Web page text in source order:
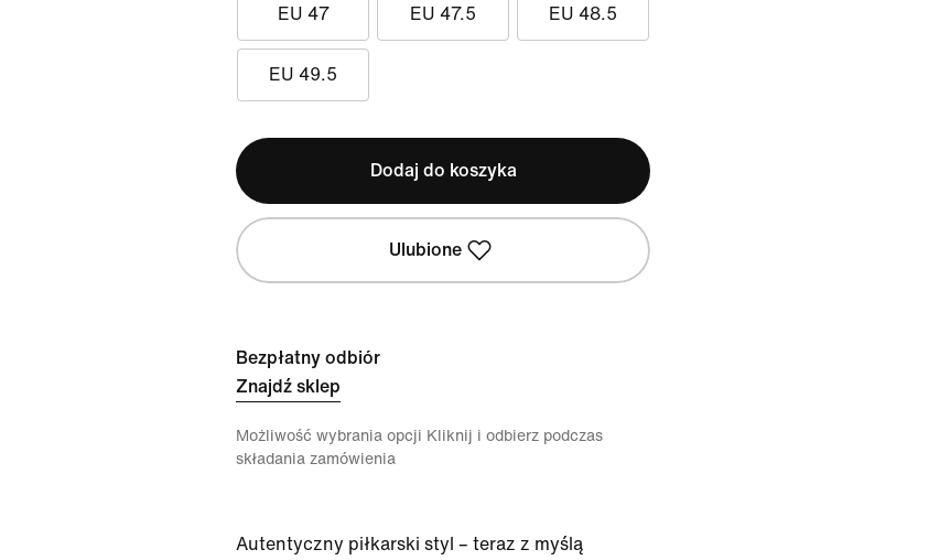
EU 47 EU 47.5 EU 48.5
EU 49.5
Dodaj do koszyka
Ulubione
Bezpłatny odbiór
Znajdź sklep
Możliwość wybrania opcji Kliknij i odbierz podczas
składania zamówienia
Autentyczny piłkarski styl – teraz z myślą